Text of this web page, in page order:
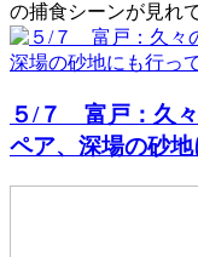
の捕食シーンが見れ
５/７ 富戸：久
ペア、深場の砂